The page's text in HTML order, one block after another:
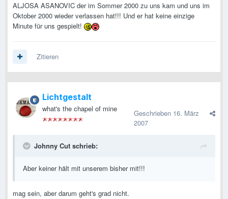
ALJOSA ASANOVIC der im Sommer 2000 zu uns kam und uns im
Oktober 2000 wieder verlassen hat!!! Und er hat keine einzige
Minute für uns gespielt!
Zitieren
Lichtgestalt
what's the chapel of mine Geschrieben 16. März
2007
Johnny Cut schrieb:
Aber keiner hält mit unserem bisher mit!!!
mag sein, aber darum geht's grad nicht.